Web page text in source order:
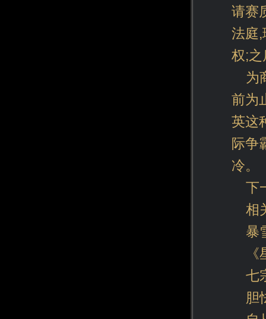
请赛
法庭,
权;之
为
前为
英这
际争
冷。
下
相
暴
七
胆